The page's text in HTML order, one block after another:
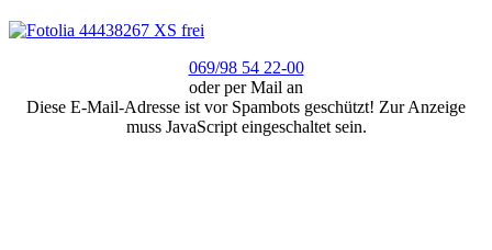
069/98 54 22-00
oder per Mail an
Diese E-Mail-Adresse ist vor Spambots geschützt! Zur Anzeige
muss JavaScript eingeschaltet sein.